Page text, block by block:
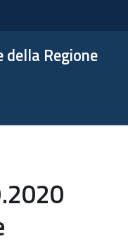
Regione